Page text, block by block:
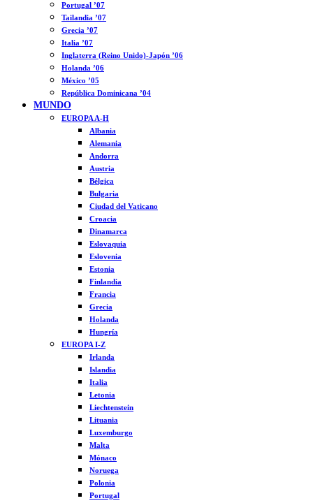
Portugal ’07
Tailandia ’07
Grecia ’07
Italia ’07
Inglaterra (Reino Unido)-Japón ’06
Holanda ’06
México ’05
República Dominicana ’04
MUNDO
EUROPA A-H
Albania
Alemania
Andorra
Austria
Bélgica
Bulgaria
Ciudad del Vaticano
Croacia
Dinamarca
Eslovaquia
Eslovenia
Estonia
Finlandia
Francia
Grecia
Holanda
Hungría
EUROPA I-Z
Irlanda
Islandia
Italia
Letonia
Liechtenstein
Lituania
Luxemburgo
Malta
Mónaco
Noruega
Polonia
Portugal